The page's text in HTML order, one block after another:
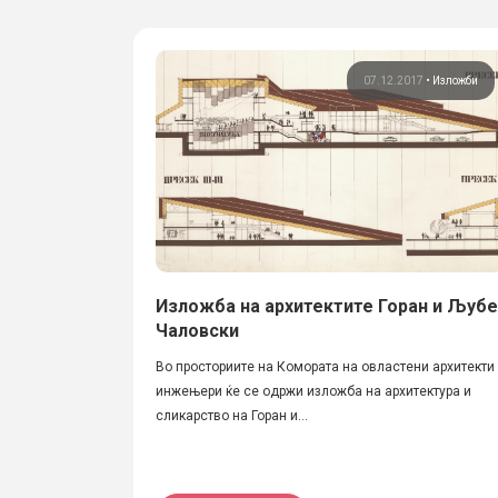
07.12.2017 • Изложби
Изложба на архитектите Горан и Љубе
Чаловски
Во просториите на Комората на овластени архитекти
инжењери ќе се одржи изложба на архитектура и
сликарство на Горан и...